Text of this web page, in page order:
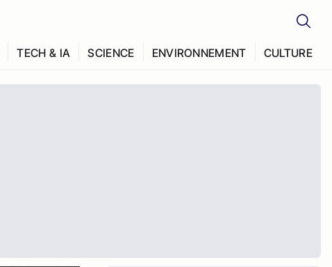
TECH & IA SCIENCE ENVIRONNEMENT CULTURE